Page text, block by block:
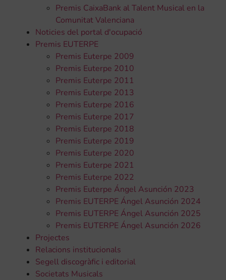
Premis CaixaBank al Talent Musical en la
Comunitat Valenciana
Noticies del portal d'ocupació
Premis EUTERPE
Premis Euterpe 2009
Premis Euterpe 2010
Premis Euterpe 2011
Premis Euterpe 2013
Premis Euterpe 2016
Premis Euterpe 2017
Premis Euterpe 2018
Premis Euterpe 2019
Premis Euterpe 2020
Premis Euterpe 2021
Premis Euterpe 2022
Premis Euterpe Ángel Asunción 2023
Premis EUTERPE Ángel Asunción 2024
Premis EUTERPE Ángel Asunción 2025
Premis EUTERPE Ángel Asunción 2026
Projectes
Relacions institucionals
Segell discogràfic i editorial
Societats Musicals